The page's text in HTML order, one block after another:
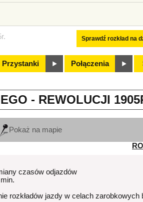
Sprawdź rozkład na
Przystanki Połączenia
- REWOLUCJI
Pokaż na mapie
czasów odjazdów
rozkładów jazdy w celach